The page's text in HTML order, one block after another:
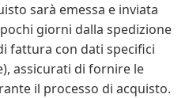
sarà emessa e inviata
giorni dalla spedizione
fattura con dati specifici
assicurati di fornire le
il processo di acquisto.